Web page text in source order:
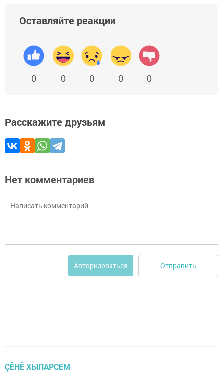
Оставляйте реакции
0 0 0 0 0
Расскажите друзьям
Нет комментариев
Авторизоваться Отправить
ÇӖНӖ ХЫПАРСЕМ